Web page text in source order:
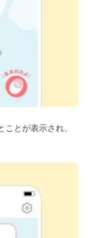
とが表示され、